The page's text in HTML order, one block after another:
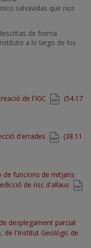
salvavidas que nos
de forma
a lo largo de los
de l'IGC
(54.17
d'errades
(38.11
de funcions de mitjans
de risc d'allaus
desplegament parcial
de l'Institut Geològic de